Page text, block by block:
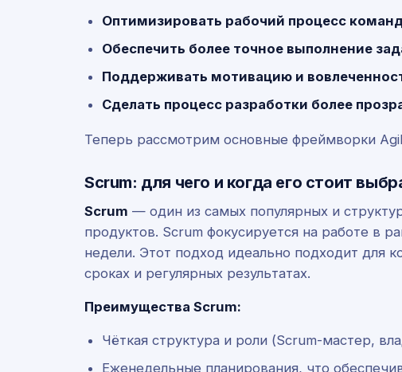
Оптимизировать рабочий процесс
Обеспечить более точное выполнение
Поддерживать мотивацию и
Сделать процесс разработки более
Теперь рассмотрим основные фреймворки
Scrum: для чего и когда его стоит
Scrum — один из самых популярных и
продуктов. Scrum фокусируется на работе в
недели. Этот подход идеально подходит для
сроках и регулярных результатах.
Преимущества Scrum:
Чёткая структура и роли (Scrum-мастер,
Еженедельные планирования, что